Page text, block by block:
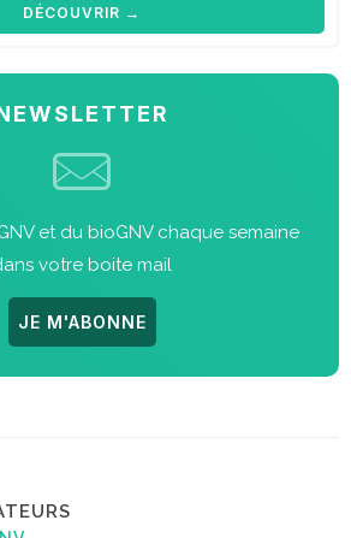
DÉCOUVRIR →
et du bioGNV chaque semaine
votre boite mail
JE M'ABONNE